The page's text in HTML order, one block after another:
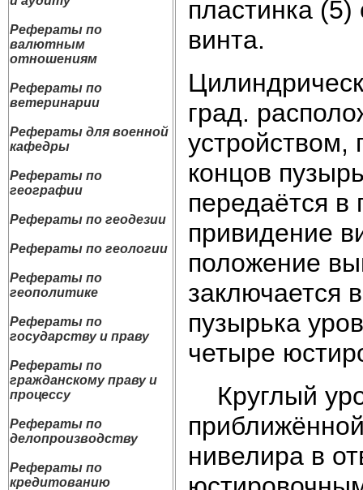
Рефераты по
валютным
отношениям
Рефераты по
ветеринарии
Рефераты для военной
кафедры
Рефераты по
географии
Рефераты по геодезии
Рефераты по геологии
Рефераты по
геополитике
Рефераты по
государству и праву
Рефераты по
гражданскому праву и
процессу
Рефераты по
делопроизводству
Рефераты по
кредитованию
пластинка (5)
винта.
град.
устройством,
концов
передаётся в
привидение
положение
заключается
пузырька
четыре
Круглый
нивелира в